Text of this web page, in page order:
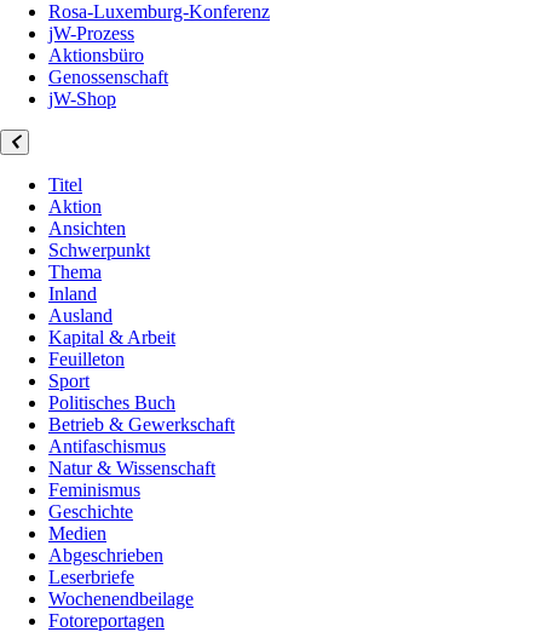
Rosa-Luxemburg-Konferenz
jW-Prozess
Aktionsbüro
Genossenschaft
jW-Shop
Titel
Aktion
Ansichten
Schwerpunkt
Thema
Inland
Ausland
Kapital & Arbeit
Feuilleton
Sport
Politisches Buch
Betrieb & Gewerkschaft
Antifaschismus
Natur & Wissenschaft
Feminismus
Geschichte
Medien
Abgeschrieben
Leserbriefe
Wochenendbeilage
Fotoreportagen